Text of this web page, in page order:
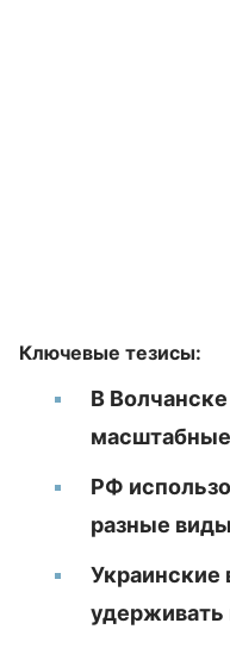
Ключевые тезисы:
В
РФ
разные
удерживать